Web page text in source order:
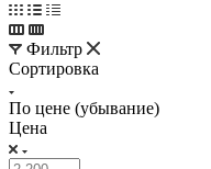
Фильтр
Сортировка
По цене (убывание)
Цена